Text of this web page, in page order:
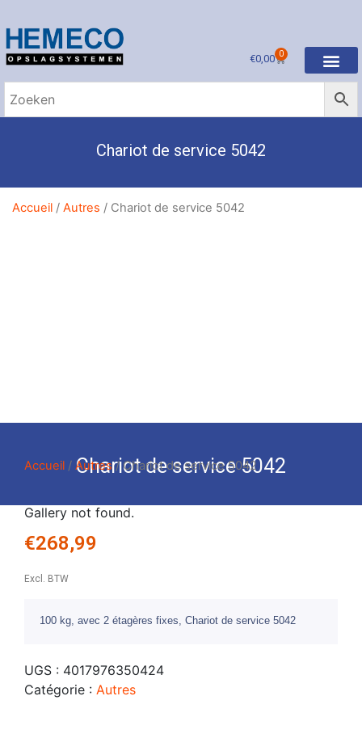
€0,00 0
Chariot de service 5042
Accueil / Autres / Chariot de service 5042
Chariot de service 5042
Accueil / Autres/ Chariot de service 5042
Gallery not found.
€268,99
Excl. BTW
100 kg, avec 2 étagères fixes, Chariot de service 5042
UGS : 4017976350424
Catégorie : Autres